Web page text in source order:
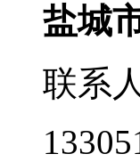
盐城
联系